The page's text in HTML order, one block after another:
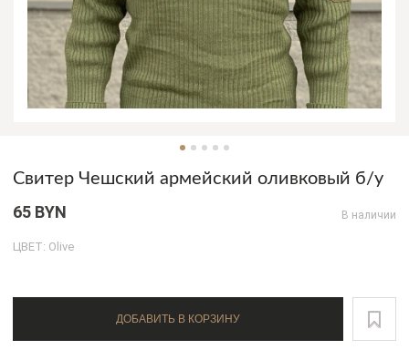
Свитер Чешский армейский оливковый б/у
65 BYN В наличии
ЦВЕТ: Olive
ДОБАВИТЬ В КОРЗИНУ